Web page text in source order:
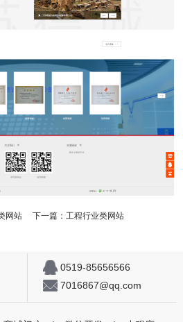
网站 下一篇：工程行业类网站
0519-85656566
7016867@qq.com